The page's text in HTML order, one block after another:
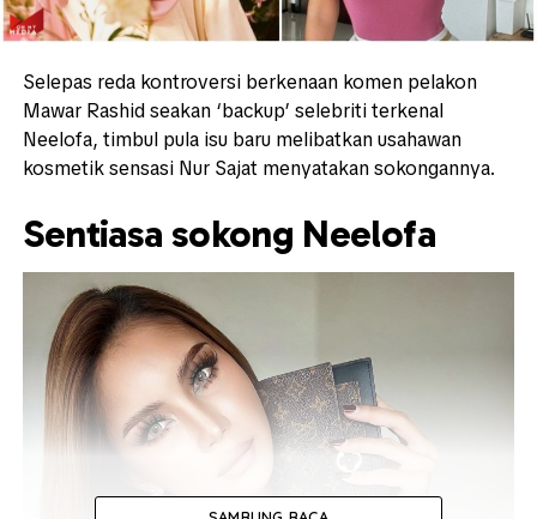
Selepas reda kontroversi berkenaan komen pelakon
Mawar Rashid seakan ‘backup’ selebriti terkenal
Neelofa, timbul pula isu baru melibatkan usahawan
kosmetik sensasi Nur Sajat menyatakan sokongannya.
Sentiasa sokong Neelofa